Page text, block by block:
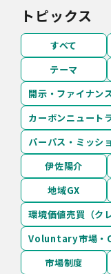
トピックス
すべて
テーマ
開示・ファイナン
カーボンニュート
パーパス・ミッシ
伊佐陽介
地域GX
環境価値売買（ク
Voluntary市場・
市場制度